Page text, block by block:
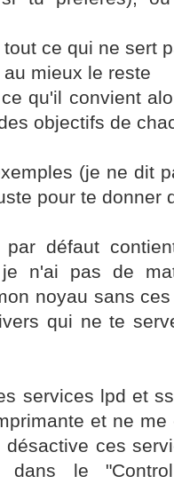
ce qui ne sert
mieux le reste
qu'il convient
objectifs de
(je ne dit
pour te donner
défaut
je n'ai pas de
noyau sans
qui ne te
services lpd et
et ne
désactive ces
dans le